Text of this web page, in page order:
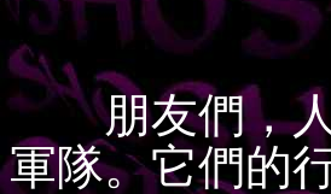
朋友們，人
軍隊。它們的